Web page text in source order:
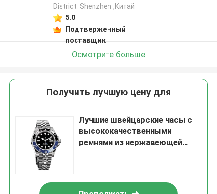
District, Shenzhen ,Китай
5.0
Подтверженный
поставщик
Осмотрите больше
Получить лучшую цену для
Лучшие швейцарские часы с
высококачественными
ремнями из нержавеющей
водонепроницаемые часы